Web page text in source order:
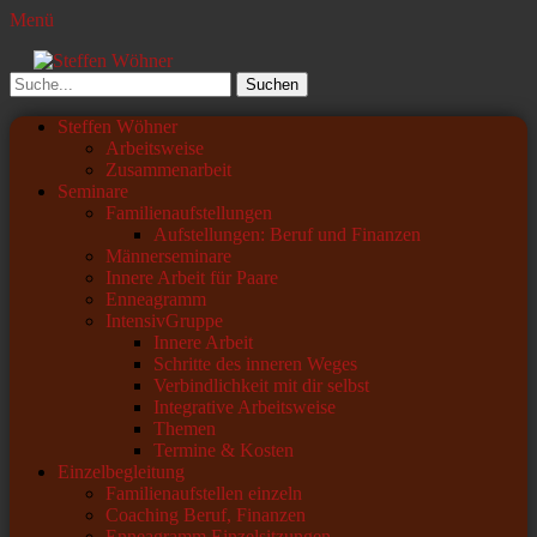
Menü
Steffen Wöhner
Lehrer und Seminarleiter
Suchen
nach:
Primäres
Zum
Steffen Wöhner
Arbeitsweise
Zusammenarbeit
Seminare
Familienaufstellungen
Aufstellungen: Beruf und Finanzen
Männerseminare
Innere Arbeit für Paare
Enneagramm
IntensivGruppe
Innere Arbeit
Schritte des inneren Weges
Verbindlichkeit mit dir selbst
Integrative Arbeitsweise
Themen
Termine & Kosten
Einzelbegleitung
Familienaufstellen einzeln
Coaching Beruf, Finanzen